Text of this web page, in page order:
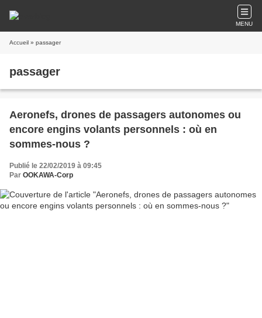
MENU
Accueil » passager
passager
Aeronefs, drones de passagers autonomes ou
encore engins volants personnels : où en
sommes-nous ?
Publié le 22/02/2019 à 09:45
Par OOKAWA-Corp